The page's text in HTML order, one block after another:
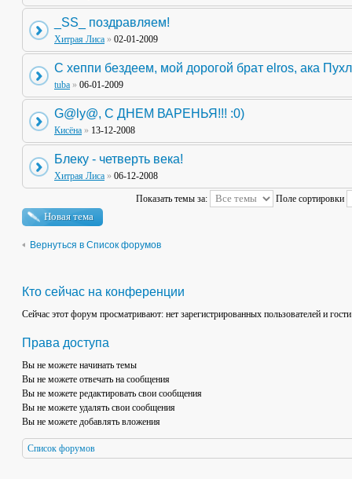
_SS_ поздравляем!
Хитрая Лиса » 02-01-2009
С хеппи бездеем, мой дорогой брат elros, ака
tuba » 06-01-2009
G@ly@, С ДНЕМ ВАРЕНЬЯ!!! :0)
Кисёна » 13-12-2008
Блеку - четверть века!
Хитрая Лиса » 06-12-2008
Показать темы за: Поле сортировки
Новая тема
Вернуться в Список форумов
Кто сейчас на конференции
Сейчас этот форум просматривают: нет зарегистрированных пользователей и
Права доступа
Вы не можете начинать темы
Вы не можете отвечать на сообщения
Вы не можете редактировать свои сообщения
Вы не можете удалять свои сообщения
Вы не можете добавлять вложения
Список форумов